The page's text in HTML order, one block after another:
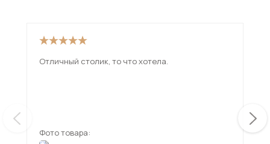
Отличный столик, то что хотела.
Фото товара: